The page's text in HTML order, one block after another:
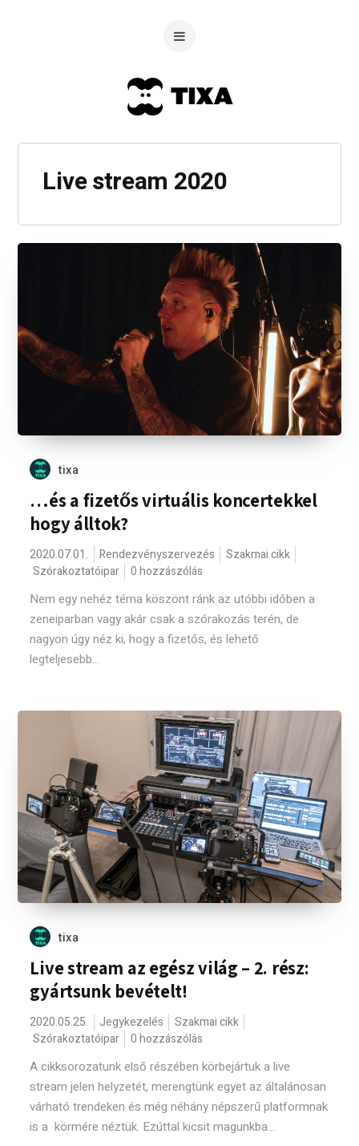
Live stream 2020
tixa
…és a fizetős virtuális koncertekkel
hogy álltok?
2020.07.01. Rendezvényszervezés
Szakmai cikk
Szórakoztatóipar
0 hozzászólás
Nem egy nehéz téma köszönt ránk az utóbbi időben a
zeneiparban vagy akár csak a szórakozás terén, de
nagyon úgy néz ki, hogy a fizetős, és lehető
legteljesebb...
tixa
Live stream az egész világ – 2. rész:
gyártsunk bevételt!
2020.05.25. Jegykezelés
Szakmai cikk
Szórakoztatóipar
0 hozzászólás
A cikksorozatunk első részében körbejártuk a live
stream jelen helyzetét, merengtünk egyet az általánosan
várható trendeken és még néhány népszerű platformnak
is a körmére néztük. Ezúttal kicsit magunkba...